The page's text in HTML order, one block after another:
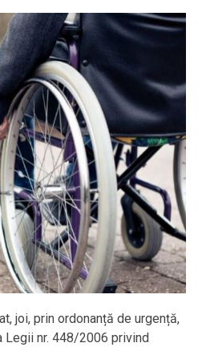
joi, prin ordonanță de urgență,
Legii nr. 448/2006 privind